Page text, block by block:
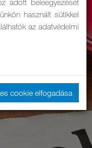
adott beleegyezését
használt sütikkel
az adatvédelmi
cookie elfogadása